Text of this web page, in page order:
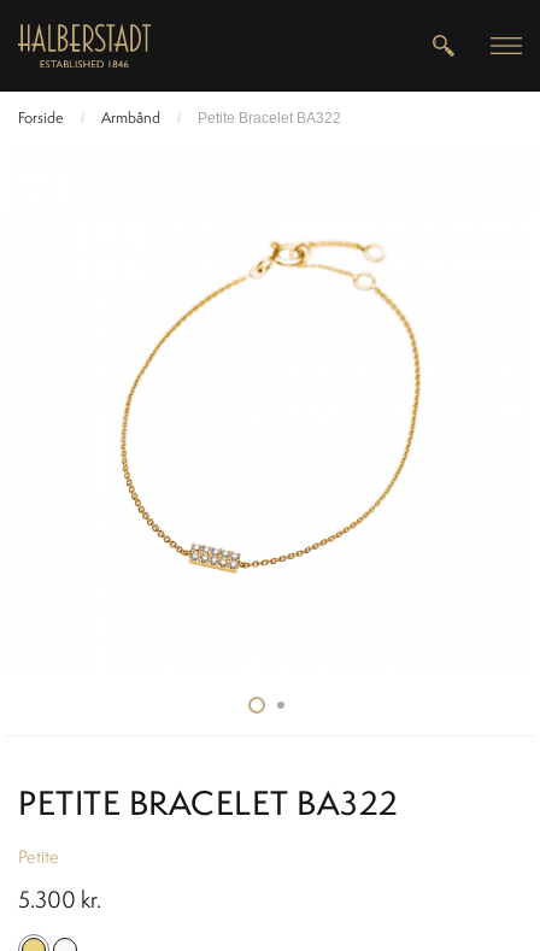
Forside / Armbånd / Petite Bracelet BA322
PETITE BRACELET BA322
Petite
5.300 kr.